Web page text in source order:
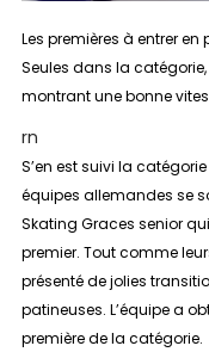
Les premières à entrer en
Seules dans la
montrant une bonne
rn
S’en est suivi la catégorie
équipes allemandes se
Skating Graces senior
premier. Tout comme
présenté de jolies
patineuses. L’équipe a
première de la catégorie.